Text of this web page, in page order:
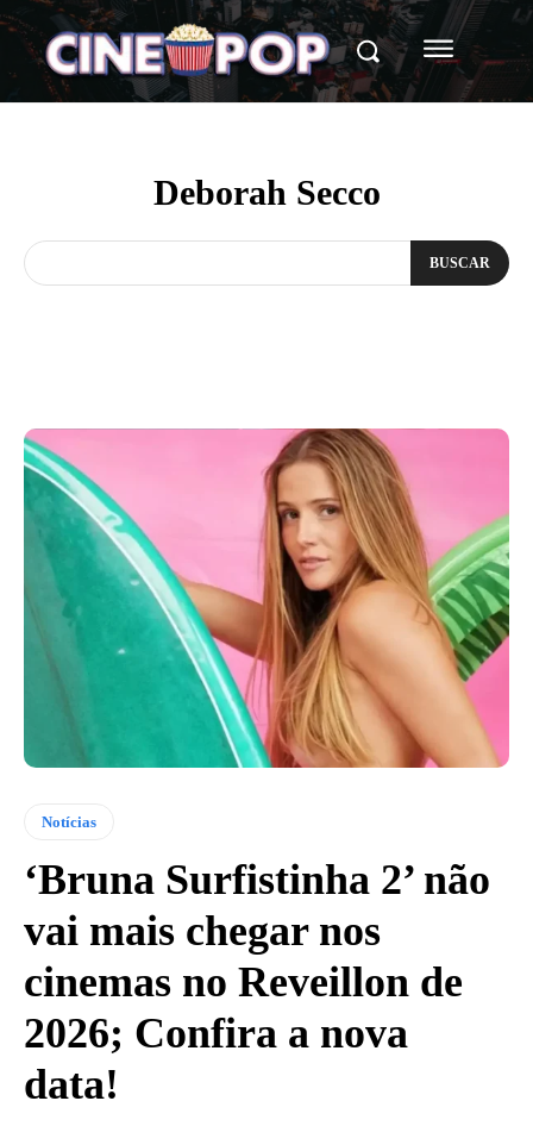
Deborah Secco
BUSCAR
Notícias
‘Bruna Surfistinha 2’ não
vai mais chegar nos
cinemas no Reveillon de
2026; Confira a nova
data!